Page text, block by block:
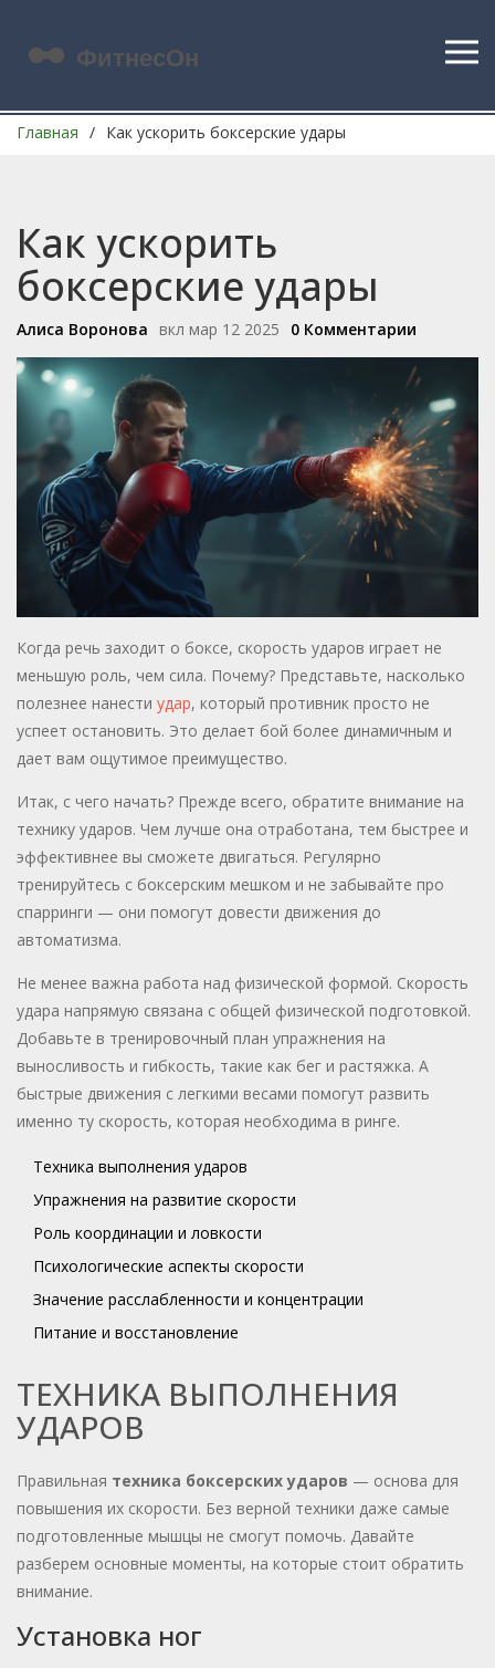
Главная Как ускорить боксерские удары
Как ускорить
боксерские удары
Алиса Воронова вкл мар 12 2025 0 Комментарии
Когда речь заходит о боксе, скорость ударов играет не
меньшую роль, чем сила. Почему? Представьте, насколько
полезнее нанести удар, который противник просто не
успеет остановить. Это делает бой более динамичным и
дает вам ощутимое преимущество.
Итак, с чего начать? Прежде всего, обратите внимание на
технику ударов. Чем лучше она отработана, тем быстрее и
эффективнее вы сможете двигаться. Регулярно
тренируйтесь с боксерским мешком и не забывайте про
спарринги — они помогут довести движения до
автоматизма.
Не менее важна работа над физической формой. Скорость
удара напрямую связана с общей физической подготовкой.
Добавьте в тренировочный план упражнения на
выносливость и гибкость, такие как бег и растяжка. А
быстрые движения с легкими весами помогут развить
именно ту скорость, которая необходима в ринге.
Техника выполнения ударов
Упражнения на развитие скорости
Роль координации и ловкости
Психологические аспекты скорости
Значение расслабленности и концентрации
Питание и восстановление
ТЕХНИКА ВЫПОЛНЕНИЯ
УДАРОВ
Правильная техника боксерских ударов — основа для
повышения их скорости. Без верной техники даже самые
подготовленные мышцы не смогут помочь. Давайте
разберем основные моменты, на которые стоит обратить
внимание.
Установка ног